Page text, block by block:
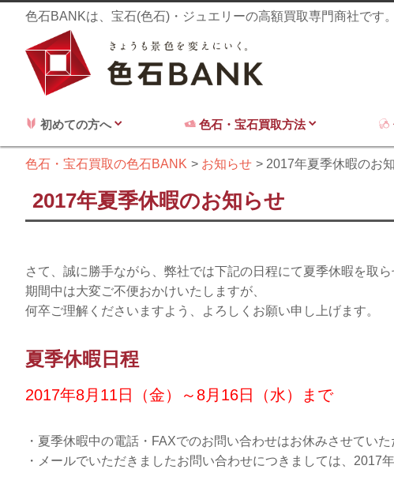
色石BANKは、宝石(色石)・ジュエリーの高額買取専門商社です
初めての方へ 色石・宝石買取方法
色石・宝石買取の色石BANK お知らせ 2017年夏季休暇のお
2017年夏季休暇のお知らせ
さて、誠に勝手ながら、弊社では下記の日程にて夏季休暇を取ら
期間中は大変ご不便おかけいたしますが、
何卒ご理解くださいますよう、よろしくお願い申し上げます。
夏季休暇日程
2017年8月11日（金）～8月16日（水）まで
・夏季休暇中の電話・FAXでのお問い合わせはお休みさせていた
・メールでいただきましたお問い合わせにつきましては、2017